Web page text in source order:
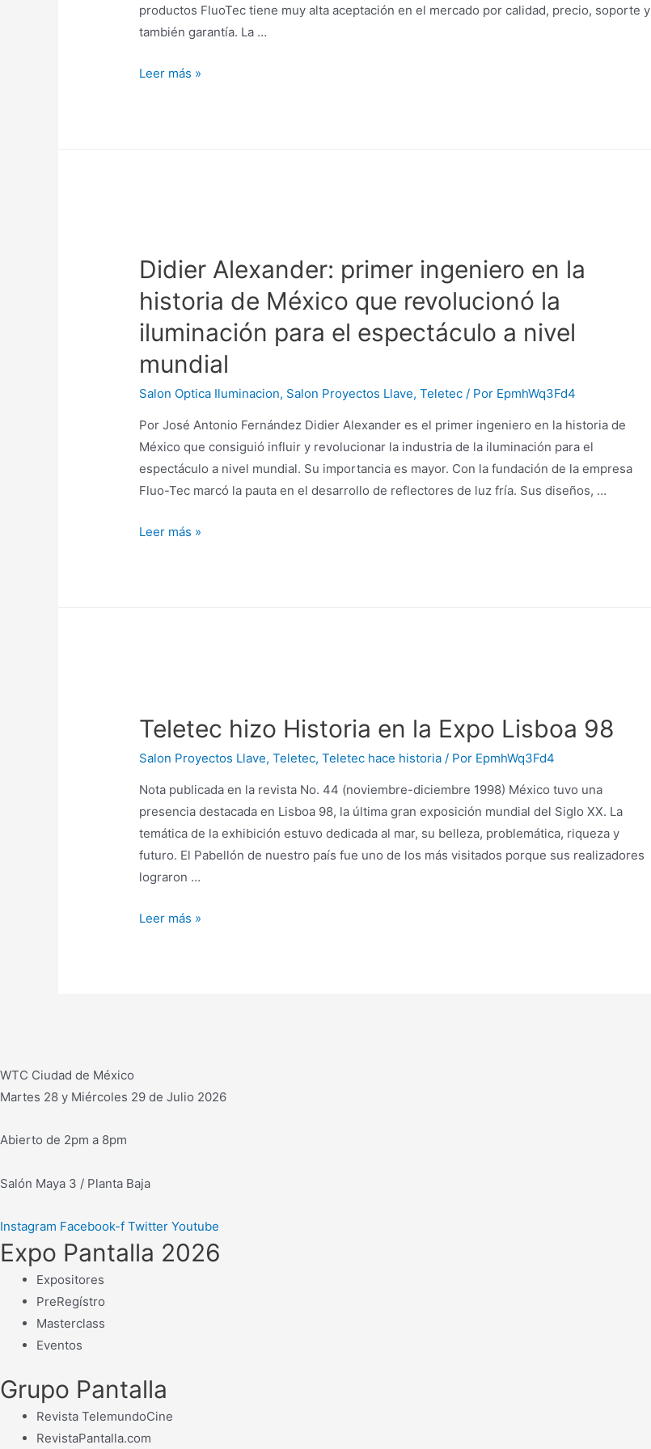
productos FluoTec tiene muy alta aceptación en el mercado por calidad, precio, soporte y
también garantía. La …
David
fría
de
leds
fluorescentes
al
mundo
Leer más »
Didier Alexander: primer ingeniero en la
historia de México que revolucionó la
iluminación para el espectáculo a nivel
mundial
Salon Optica Iluminacion, Salon Proyectos Llave,Teletec / Por EpmhWq3Fd4
Por José Antonio Fernández Didier Alexander es el primer ingeniero en la historia de
México que consiguió influir y revolucionar la industria de la iluminación para el
espectáculo a nivel mundial. Su importancia es mayor. Con la fundación de la empresa
Fluo-Tec marcó la pauta en el desarrollo de reflectores de luz fría. Sus diseños, …
Didier
que
iluminación
para
el
espectáculo
a
mundial
Leer más »
Teletec hizo Historia en la Expo Lisboa 98
Salon Proyectos Llave,Teletec,Teletec hace historia / Por EpmhWq3Fd4
Nota publicada en la revista No. 44 (noviembre-diciembre 1998) México tuvo una
presencia destacada en Lisboa 98, la última gran exposición mundial del Siglo XX. La
temática de la exhibición estuvo dedicada al mar, su belleza, problemática, riqueza y
futuro. El Pabellón de nuestro país fue uno de los más visitados porque sus realizadores
lograron …
Teletec
Leer más »
WTC Ciudad de México
Martes 28 y Miércoles 29 de Julio 2026
Abierto de 2pm a 8pm
Salón Maya 3 / Planta Baja
Instagram Facebook-f Twitter Youtube
Expo Pantalla 2026
Expositores
PreRegístro
Masterclass
Eventos
Grupo Pantalla
Revista TelemundoCine
RevistaPantalla.com